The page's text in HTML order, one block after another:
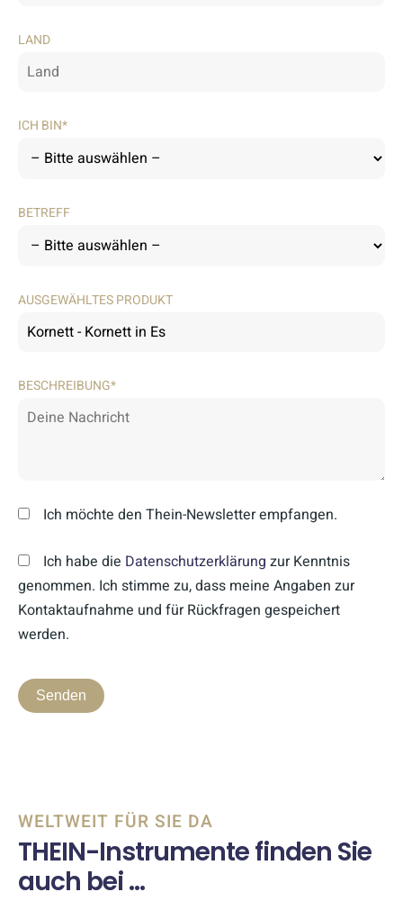
LAND
ICH BIN*
BETREFF
AUSGEWÄHLTES PRODUKT
BESCHREIBUNG*
Ich möchte den Thein-Newsletter empfangen.
Ich habe die Datenschutzerklärung zur Kenntnis
genommen. Ich stimme zu, dass meine Angaben zur
Kontaktaufnahme und für Rückfragen gespeichert
werden.
WELTWEIT FÜR SIE DA
THEIN-Instrumente finden Sie
auch bei …